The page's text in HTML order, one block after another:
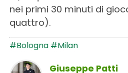
nei primi 30 minuti di
quattro).
#Bologna #Milan
Giuseppe Patti